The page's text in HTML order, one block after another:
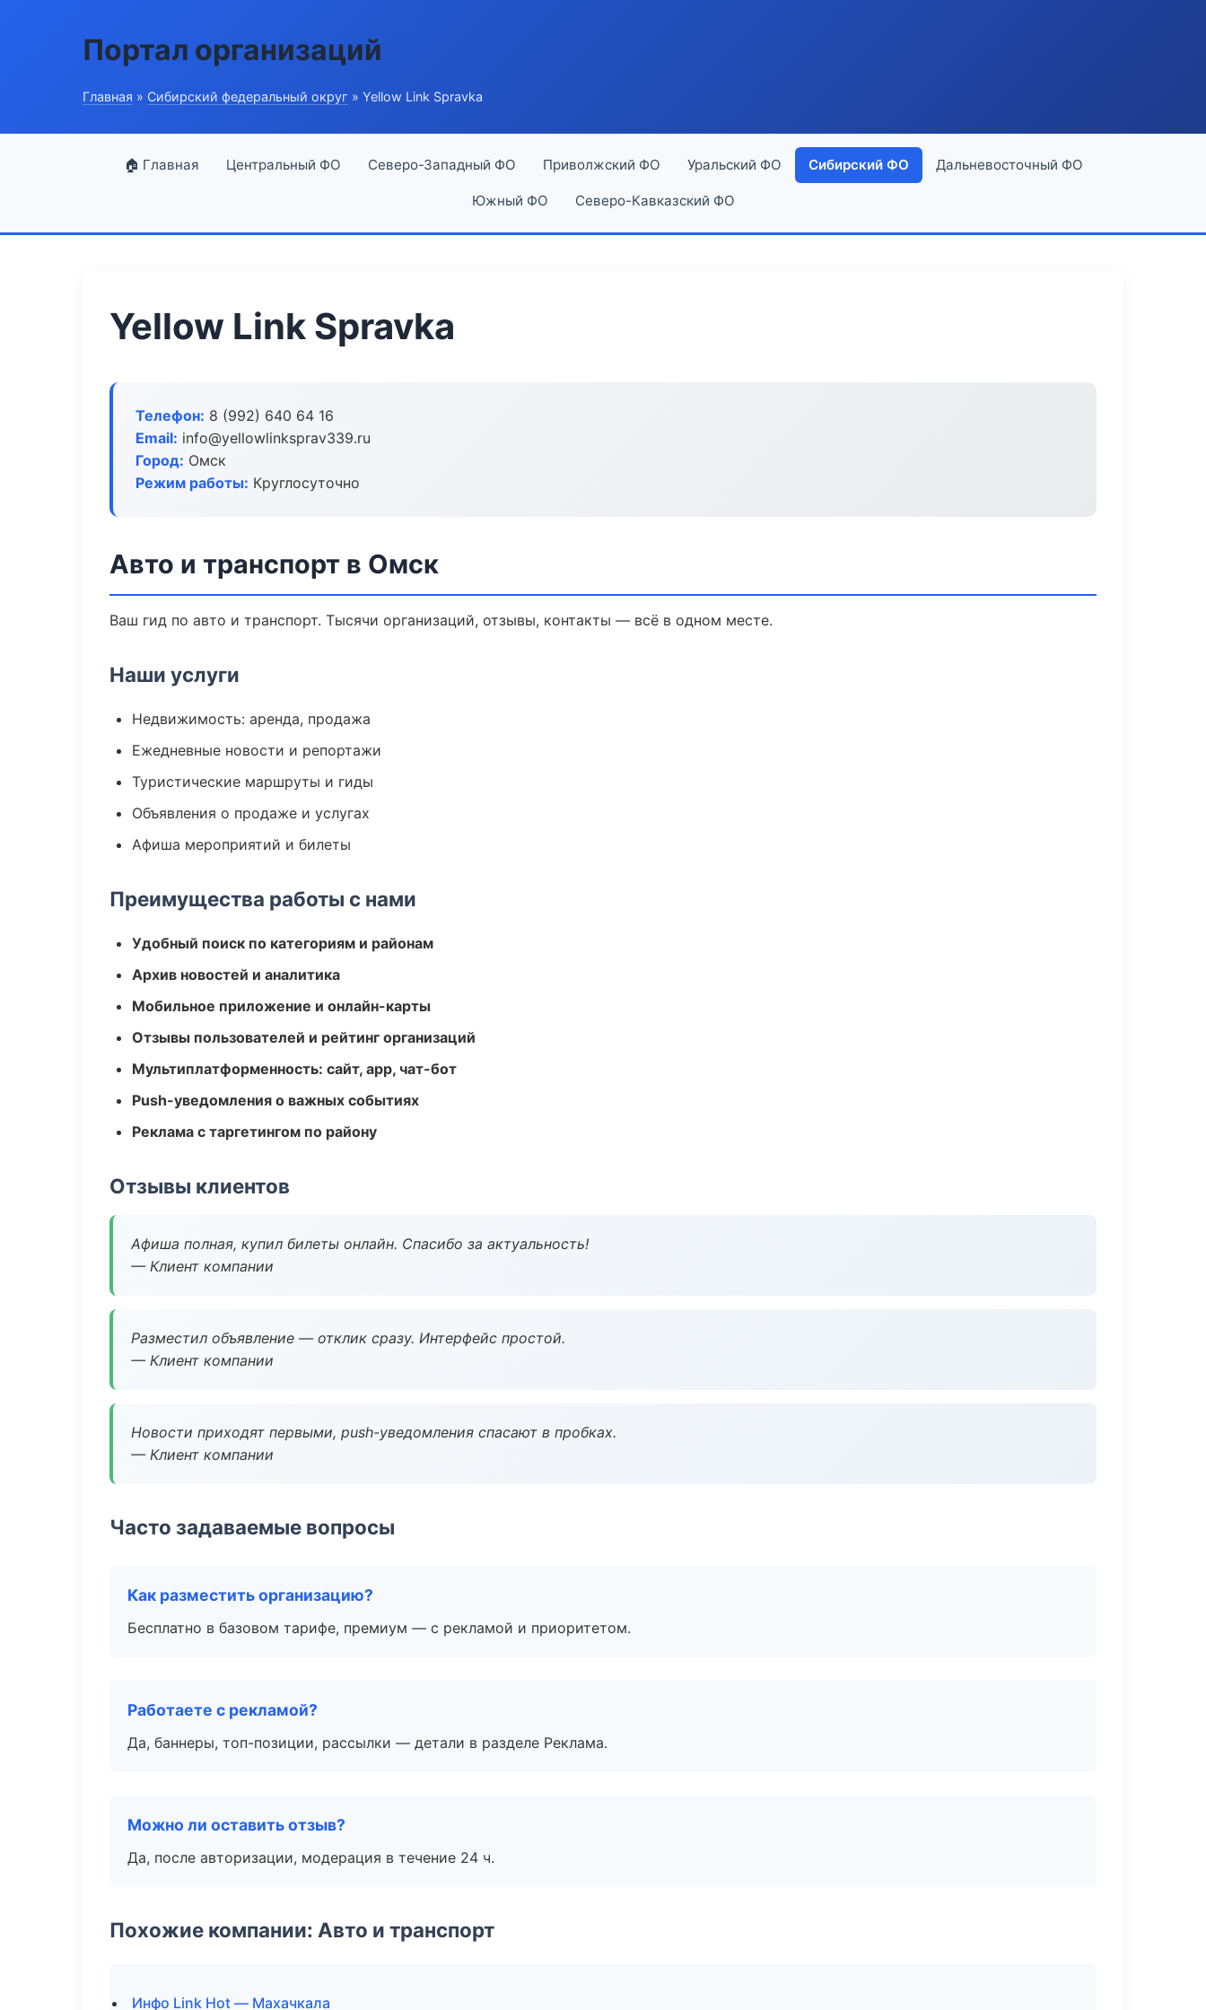
Портал организаций
Главная » Сибирский федеральный округ » Yellow Link Spravka
🏠 Главная Центральный ФО Северо-Западный ФО Приволжский ФО Уральский ФО Сибирский ФО Дальневосточный ФО
Южный ФО Северо-Кавказский ФО
Yellow Link Spravka
Телефон: 8 (992) 640 64 16
Email: info@yellowlinksprav339.ru
Город: Омск
Режим работы: Круглосуточно
Авто и транспорт в Омск
Ваш гид по авто и транспорт. Тысячи организаций, отзывы, контакты — всё в одном месте.
Наши услуги
Недвижимость: аренда, продажа
Ежедневные новости и репортажи
Туристические маршруты и гиды
Объявления о продаже и услугах
Афиша мероприятий и билеты
Преимущества работы с нами
Удобный поиск по категориям и районам
Архив новостей и аналитика
Мобильное приложение и онлайн-карты
Отзывы пользователей и рейтинг организаций
Мультиплатформенность: сайт, app, чат-бот
Push-уведомления о важных событиях
Реклама с таргетингом по району
Отзывы клиентов
Афиша полная, купил билеты онлайн. Спасибо за актуальность!
— Клиент компании
Разместил объявление — отклик сразу. Интерфейс простой.
— Клиент компании
Новости приходят первыми, push-уведомления спасают в пробках.
— Клиент компании
Часто задаваемые вопросы
Как разместить организацию?
Бесплатно в базовом тарифе, премиум — с рекламой и приоритетом.
Работаете с рекламой?
Да, баннеры, топ-позиции, рассылки — детали в разделе Реклама.
Можно ли оставить отзыв?
Да, после авторизации, модерация в течение 24 ч.
Похожие компании: Авто и транспорт
Инфо Link Hot — Махачкала